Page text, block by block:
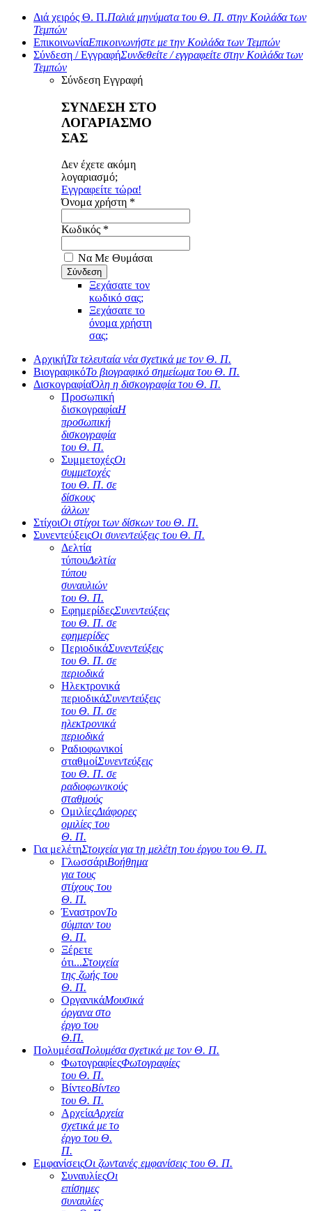
Διά χειρός Θ. Π.Παλιά μηνύματα του Θ. Π. στην Κοιλάδα των
Τεμπών
ΕπικοινωνίαΕπικοινωνήστε με την Κοιλάδα των Τεμπών
Σύνδεση / ΕγγραφήΣυνδεθείτε / εγγραφείτε στην Κοιλάδα των
Τεμπών
Σύνδεση Εγγραφή
ΣΥΝΔΕΣΗ ΣΤΟ
ΛΟΓΑΡΙΑΣΜΟ
ΣΑΣ
Δεν έχετε ακόμη
λογαριασμό;
Εγγραφείτε τώρα!
Όνομα χρήστη *
Κωδικός *
Να Με Θυμάσαι
Ξεχάσατε τον
κωδικό σας;
Ξεχάσατε το
όνομα χρήστη
σας;
ΑρχικήΤα τελευταία νέα σχετικά με τον Θ. Π.
ΒιογραφικόΤο βιογραφικό σημείωμα του Θ. Π.
ΔισκογραφίαΌλη η δισκογραφία του Θ. Π.
Προσωπική
δισκογραφίαΗ
προσωπική
δισκογραφία
του Θ. Π.
ΣυμμετοχέςΟι
συμμετοχές
του Θ. Π. σε
δίσκους
άλλων
ΣτίχοιΟι στίχοι των δίσκων του Θ. Π.
ΣυνεντεύξειςΟι συνεντεύξεις του Θ. Π.
Δελτία
τύπουΔελτία
τύπου
συναυλιών
του Θ. Π.
ΕφημερίδεςΣυνεντεύξεις
του Θ. Π. σε
εφημερίδες
ΠεριοδικάΣυνεντεύξεις
του Θ. Π. σε
περιοδικά
Ηλεκτρονικά
περιοδικάΣυνεντεύξεις
του Θ. Π. σε
ηλεκτρονικά
περιοδικά
Ραδιοφωνικοί
σταθμοίΣυνεντεύξεις
του Θ. Π. σε
ραδιοφωνικούς
σταθμούς
ΟμιλίεςΔιάφορες
ομιλίες του
Θ. Π.
Για μελέτηΣτοιχεία για τη μελέτη του έργου του Θ. Π.
ΓλωσσάριΒοήθημα
για τους
στίχους του
Θ. Π.
ΈναστρονΤο
σύμπαν του
Θ. Π.
Ξέρετε
ότι...Στοιχεία
της ζωής του
Θ. Π.
ΟργανικάΜουσικά
όργανα στο
έργο του
Θ.Π.
ΠολυμέσαΠολυμέσα σχετικά με τον Θ. Π.
ΦωτογραφίεςΦωτογραφίες
του Θ. Π.
ΒίντεοΒίντεο
του Θ. Π.
ΑρχείαΑρχεία
σχετικά με το
έργο του Θ.
Π.
ΕμφανίσειςΟι ζωντανές εμφανίσεις του Θ. Π.
ΣυναυλίεςΟι
επίσημες
συναυλίες